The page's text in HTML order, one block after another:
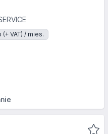
(+ VAT) / mies.